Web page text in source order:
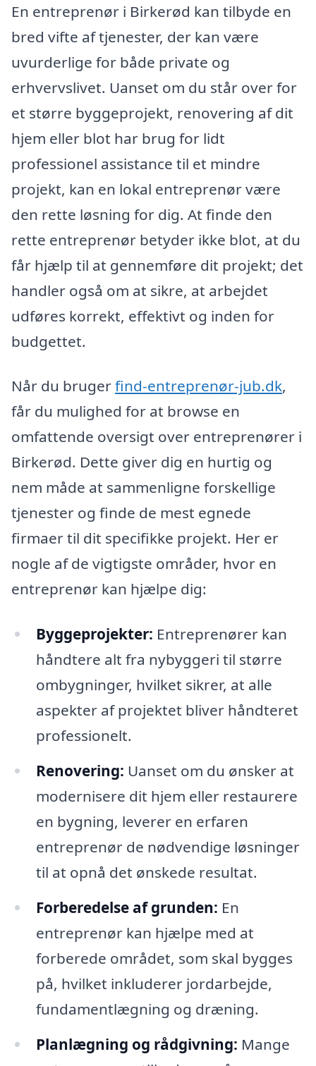
En entreprenør i Birkerød kan tilbyde en
bred vifte af tjenester, der kan være
uvurderlige for både private og
erhvervslivet. Uanset om du står over for
et større byggeprojekt, renovering af dit
hjem eller blot har brug for lidt
professionel assistance til et mindre
projekt, kan en lokal entreprenør være
den rette løsning for dig. At finde den
rette entreprenør betyder ikke blot, at du
får hjælp til at gennemføre dit projekt; det
handler også om at sikre, at arbejdet
udføres korrekt, effektivt og inden for
budgettet.
Når du brugerfind-entreprenør-jub.dk,
får du mulighed for at browse en
omfattende oversigt over entreprenører i
Birkerød. Dette giver dig en hurtig og
nem måde at sammenligne forskellige
tjenester og finde de mest egnede
firmaer til dit specifikke projekt. Her er
nogle af de vigtigste områder, hvor en
entreprenør kan hjælpe dig:
Byggeprojekter: Entreprenører kan
håndtere alt fra nybyggeri til større
ombygninger, hvilket sikrer, at alle
aspekter af projektet bliver håndteret
professionelt.
Renovering: Uanset om du ønsker at
modernisere dit hjem eller restaurere
en bygning, leverer en erfaren
entreprenør de nødvendige løsninger
til at opnå det ønskede resultat.
Forberedelse af grunden: En
entreprenør kan hjælpe med at
forberede området, som skal bygges
på, hvilket inkluderer jordarbejde,
fundamentlægning og dræning.
Planlægning og rådgivning: Mange